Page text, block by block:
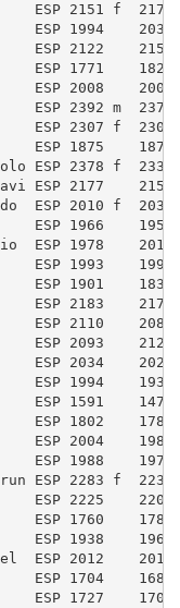
ESP 2151 f
ESP 1994
ESP 2122
ESP 1771
ESP 2008
ESP 2392 m
ESP 2307 f
ESP 1875
ESP 2378 f
Javi ESP 2177
ESP 2010 f
ESP 1966
ESP 1978
ESP 1993
ESP 1901
ESP 2183
ESP 2110
ESP 2093
ESP 2034
ESP 1994
ESP 1591
ESP 1802
ESP 2004
ESP 1988
ESP 2283 f
ESP 2225
ESP 1760
ESP 1938
ESP 2012
ESP 1704
ESP 1727